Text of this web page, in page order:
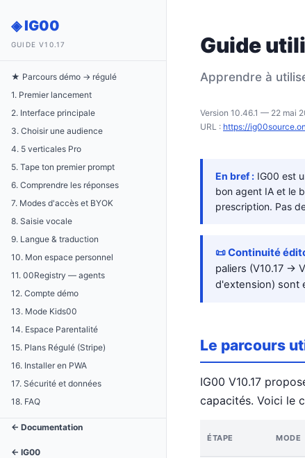
◈ IG00
GUIDE V10.17
★ Parcours démo → régulé
1. Premier lancement
2. Interface principale
3. Choisir une audience
4. 5 verticales Pro
5. Tape ton premier prompt
6. Comprendre les réponses
7. Modes d'accès et BYOK
8. Saisie vocale
9. Langue & traduction
10. Mon espace personnel
11. 00Registry — agents
12. Compte démo
13. Mode Kids00
14. Espace Parentalité
15. Plans Régulé (Stripe)
16. Installer en PWA
17. Sécurité et données
18. FAQ
← Documentation
← IG00
Guide
Apprendre à
Version 10.46.1 — 22 mai
URL : https://
En bref : IG00 est
bon agent IA et le
prescription. Pas
📜 Continuité
paliers (V10.17 →
d'extension) sont
Le parcours
IG00 V10.17
capacités. Voici le
ÉTAPE MODE